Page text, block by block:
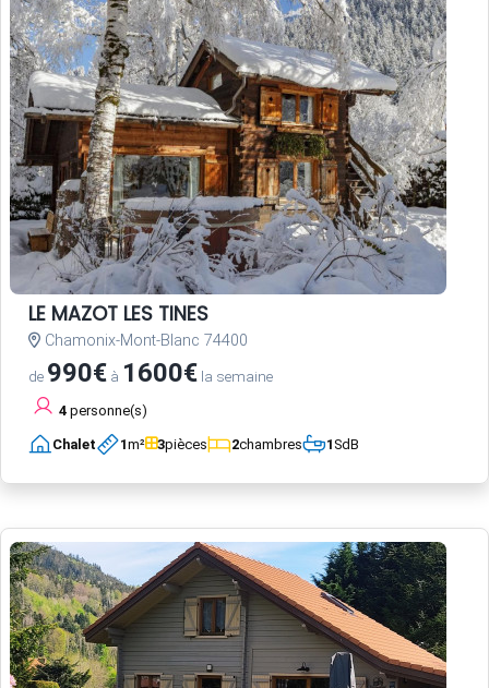
LE MAZOT LES TINES
Chamonix-Mont-Blanc 74400
de 990€ à 1600€ la semaine
4 personne(s)
Chalet 1m² 3pièces 2chambres 1SdB